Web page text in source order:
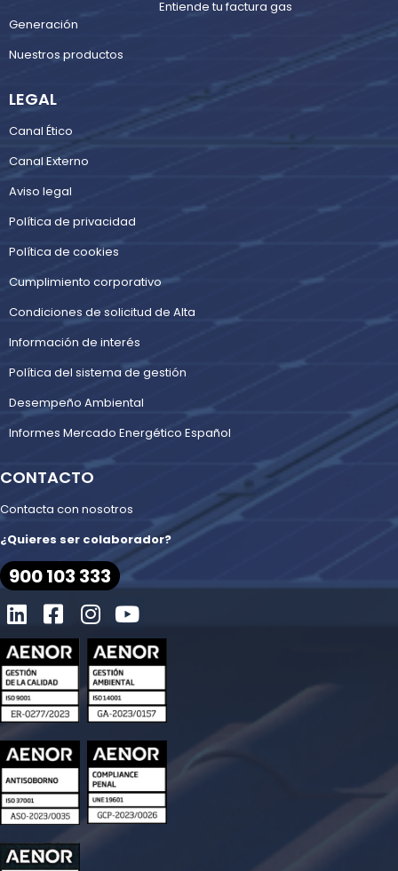
Generación
Nuestros productos
Entiende tu factura gas
LEGAL
Canal Ético
Canal Externo
Aviso legal
Política de privacidad
Política de cookies
Cumplimiento corporativo
Condiciones de solicitud de Alta
Información de interés
Política del sistema de gestión
Desempeño Ambiental
Informes Mercado Energético Español
CONTACTO
Contacta con nosotros
¿Quieres ser colaborador?
900 103 333